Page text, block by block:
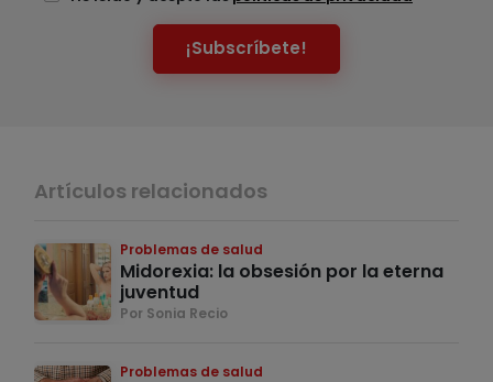
¡Subscríbete!
Artículos relacionados
Problemas de salud
Midorexia: la obsesión por la eterna
juventud
Por Sonia Recio
Problemas de salud